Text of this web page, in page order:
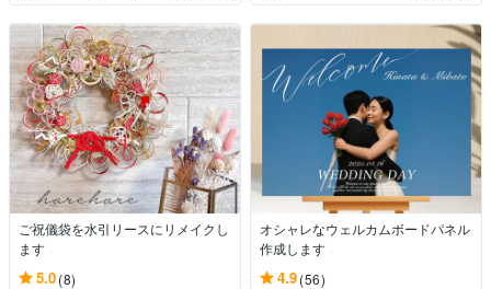
ご祝儀袋を水引リースにリメイクし
ます
5.0(8)
オシャレなウェルカムボードパネル
作成します
4.9(56)